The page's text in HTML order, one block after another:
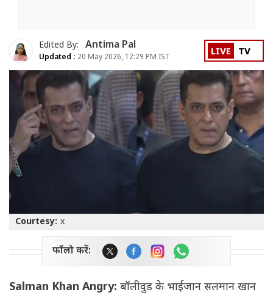
Edited By: Antima Pal
Updated : 20 May 2026, 12:29 PM IST LIVE TV
Courtesy: x
फॉलो करें:
Salman Khan Angry: बॉलीवुड के भाईजान सलमान खान